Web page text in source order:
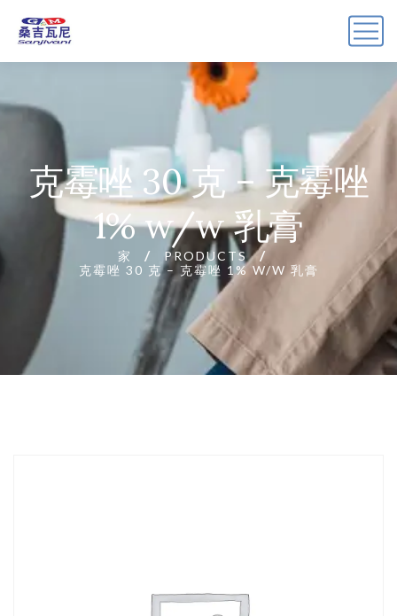
克霉唑 30 克 – 克霉唑
1% w/w 乳膏
家
PRODUCTS
克霉唑 30 克 – 克霉唑 1% W/W 乳膏